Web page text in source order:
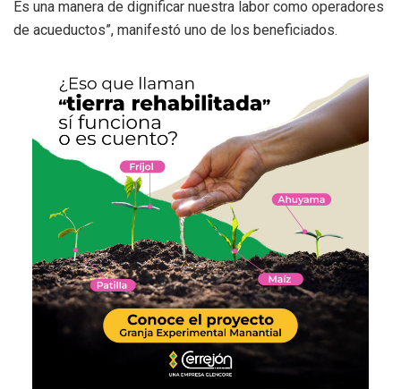
Es una manera de dignificar nuestra labor como operadores
de acueductos”, manifestó uno de los beneficiados.